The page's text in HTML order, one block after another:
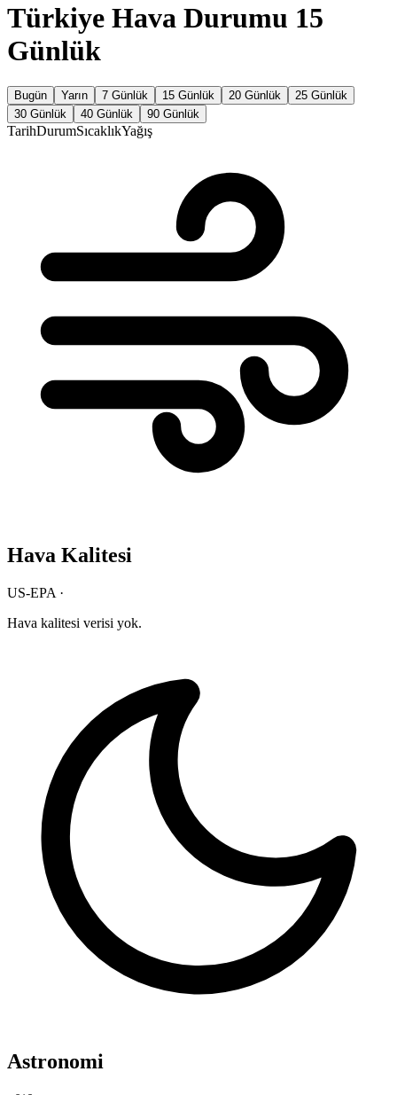
Türkiye Hava Durumu 15
Günlük
Bugün Yarın 7 Günlük 15 Günlük 20 Günlük
25 Günlük
30 Günlük
40 Günlük 90 Günlük
TarihDurumSıcaklıkYağış
Hava Kalitesi
US-EPA ·
Hava kalitesi verisi yok.
Astronomi